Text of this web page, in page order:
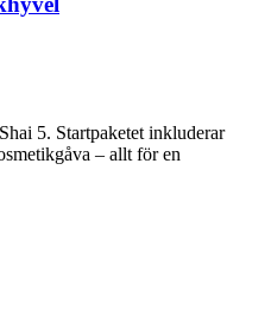
5. Startpaketet inkluderar
– allt för en